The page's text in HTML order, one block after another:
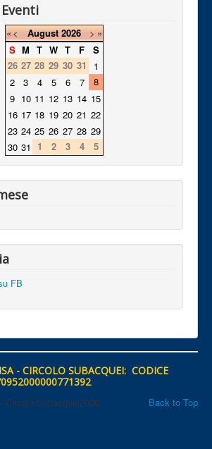
«< August 2026 >»
S M T W T F
S
26 27 28 29 30 31
1
2
3 4 5 6 7
8
9 10 11 12 13 14 15
16 17 18 19 20 21 22
23 24 25 26 27 28 29
30 31 1 2 3 4 5
FB
- CIRCOLO SUBACQUEI: CODICE
Back to Top
Subacquei2026